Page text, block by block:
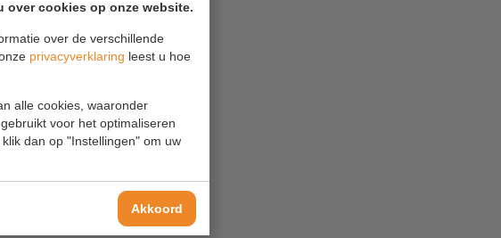
over cookies op onze website.
over de verschillende
privacyverklaring leest u hoe
alle cookies, waaronder
voor het optimaliseren
dan op "Instellingen" om uw
Akkoord